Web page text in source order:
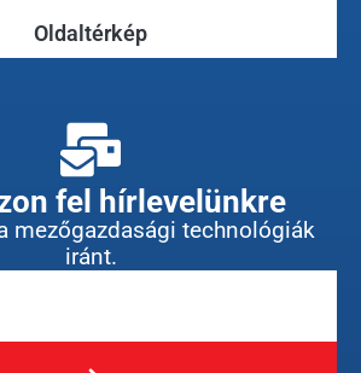
Oldaltérkép
fel hírlevelünkre
mezőgazdasági technológiák
iránt.